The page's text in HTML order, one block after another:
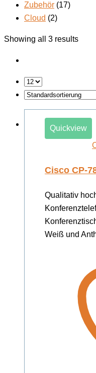
Zubehör (17)
Cloud (2)
Showing all 3 results
Quickview
Cisco CP-
Qualitativ
Weiß und